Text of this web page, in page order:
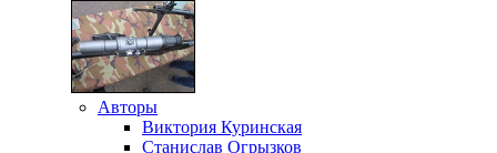
Авторы
Виктория Куринская
Станислав Огрызков